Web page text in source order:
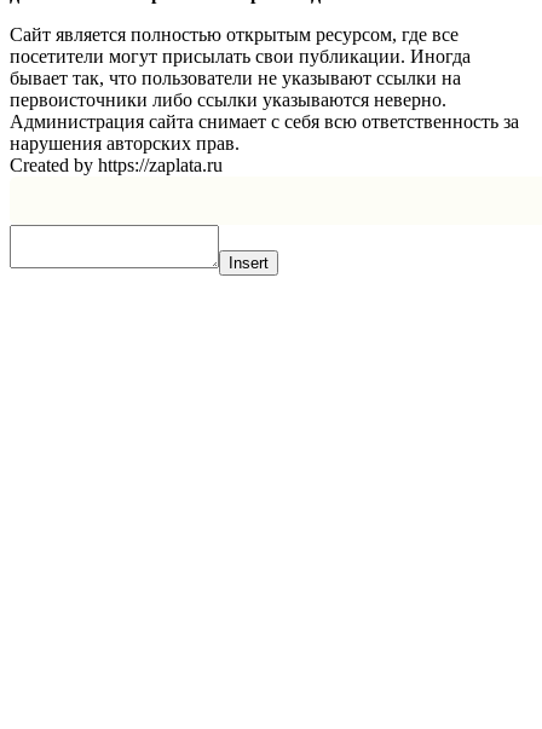
Сайт является полностью открытым ресурсом, где все
посетители могут присылать свои публикации. Иногда
бывает так, что пользователи не указывают ссылки на
первоисточники либо ссылки указываются неверно.
Администрация сайта снимает с себя всю ответственность за
нарушения авторских прав.
Created by https://zaplata.ru
Insert